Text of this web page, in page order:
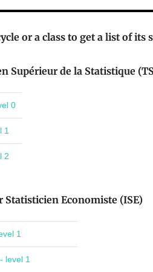
or a class to get a list of its
Supérieur de la Statistique
0
1
2
Statisticien Economiste (ISE)
1
level 1